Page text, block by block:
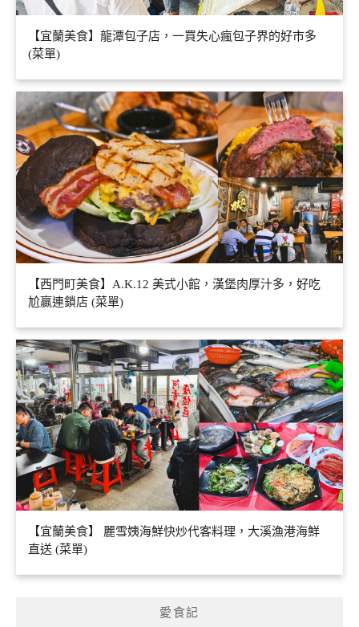
【宜蘭美食】龍潭包子店，一買失心瘋包子界的好市多
(菜單)
【西門町美食】A.K.12 美式小館，漢堡肉厚汁多，好吃
尬贏連鎖店 (菜單)
【宜蘭美食】 麗雪姨海鮮快炒代客料理，大溪漁港海鮮
直送 (菜單)
愛食記